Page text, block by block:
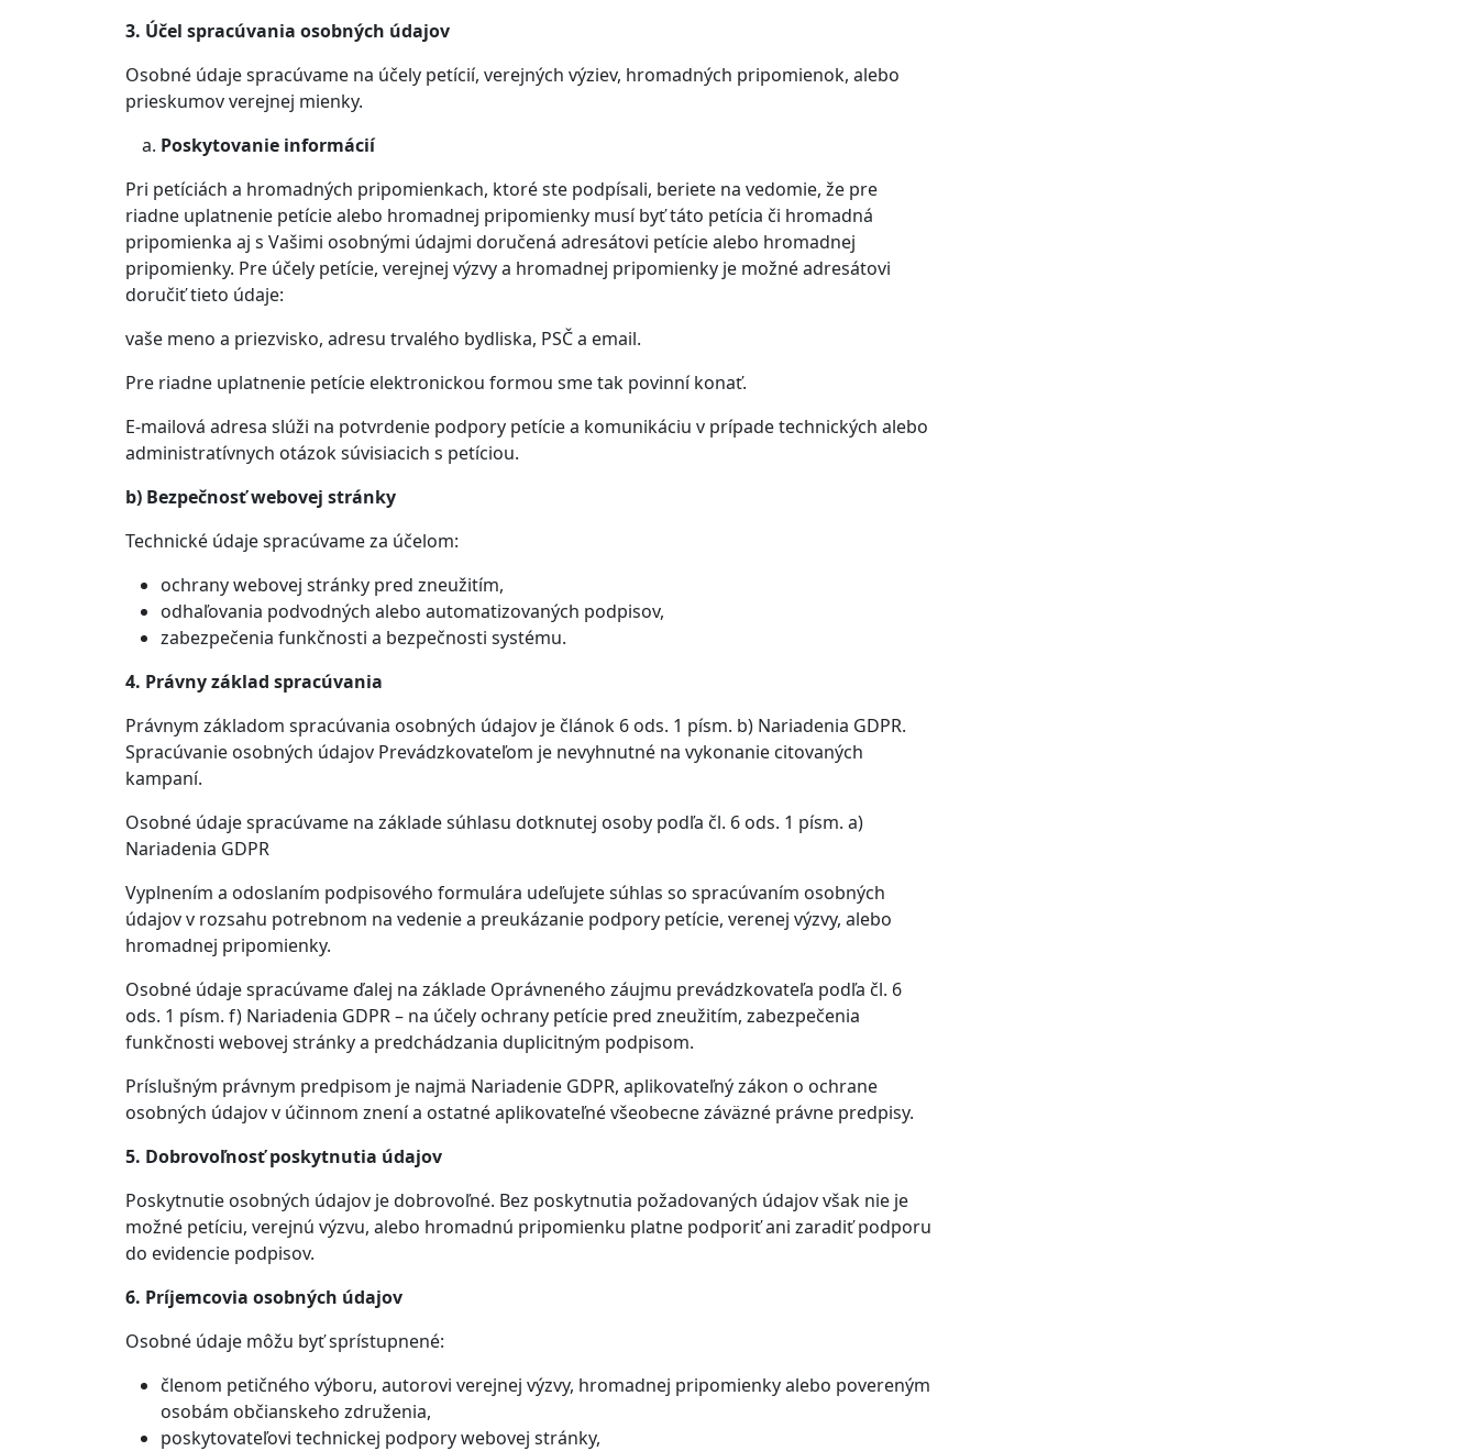
3. Účel spracúvania osobných údajov
Osobné údaje spracúvame na účely petícií, verejných výziev, hromadných pripomienok, alebo
prieskumov verejnej mienky.
Poskytovanie informácií
Pri petíciách a hromadných pripomienkach, ktoré ste podpísali, beriete na vedomie, že pre
riadne uplatnenie petície alebo hromadnej pripomienky musí byť táto petícia či hromadná
pripomienka aj s Vašimi osobnými údajmi doručená adresátovi petície alebo hromadnej
pripomienky. Pre účely petície, verejnej výzvy a hromadnej pripomienky je možné adresátovi
doručiť tieto údaje:
vaše meno a priezvisko, adresu trvalého bydliska, PSČ a email.
Pre riadne uplatnenie petície elektronickou formou sme tak povinní konať.
E-mailová adresa slúži na potvrdenie podpory petície a komunikáciu v prípade technických alebo
administratívnych otázok súvisiacich s petíciou.
b) Bezpečnosť webovej stránky
Technické údaje spracúvame za účelom:
ochrany webovej stránky pred zneužitím,
odhaľovania podvodných alebo automatizovaných podpisov,
zabezpečenia funkčnosti a bezpečnosti systému.
4. Právny základ spracúvania
Právnym základom spracúvania osobných údajov je článok 6 ods. 1 písm. b) Nariadenia GDPR.
Spracúvanie osobných údajov Prevádzkovateľom je nevyhnutné na vykonanie citovaných
kampaní.
Osobné údaje spracúvame na základe súhlasu dotknutej osoby podľa čl. 6 ods. 1 písm. a)
Nariadenia GDPR
Vyplnením a odoslaním podpisového formulára udeľujete súhlas so spracúvaním osobných
údajov v rozsahu potrebnom na vedenie a preukázanie podpory petície, verenej výzvy, alebo
hromadnej pripomienky.
Osobné údaje spracúvame ďalej na základe Oprávneného záujmu prevádzkovateľa podľa čl. 6
ods. 1 písm. f) Nariadenia GDPR – na účely ochrany petície pred zneužitím, zabezpečenia
funkčnosti webovej stránky a predchádzania duplicitným podpisom.
Príslušným právnym predpisom je najmä Nariadenie GDPR, aplikovateľný zákon o ochrane
osobných údajov v účinnom znení a ostatné aplikovateľné všeobecne záväzné právne predpisy.
5. Dobrovoľnosť poskytnutia údajov
Poskytnutie osobných údajov je dobrovoľné. Bez poskytnutia požadovaných údajov však nie je
možné petíciu, verejnú výzvu, alebo hromadnú pripomienku platne podporiť ani zaradiť podporu
do evidencie podpisov.
6. Príjemcovia osobných údajov
Osobné údaje môžu byť sprístupnené:
členom petičného výboru, autorovi verejnej výzvy, hromadnej pripomienky alebo povereným
osobám občianskeho združenia,
poskytovateľovi technickej podpory webovej stránky,